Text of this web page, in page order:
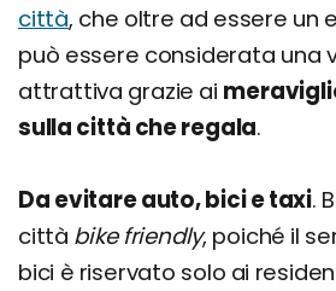
città, che oltre ad essere un
può essere considerata una
attrattiva grazie ai
sulla città che regala.
Da evitare auto, bici e taxi.
città bike friendly, poiché il
bici è riservato solo ai